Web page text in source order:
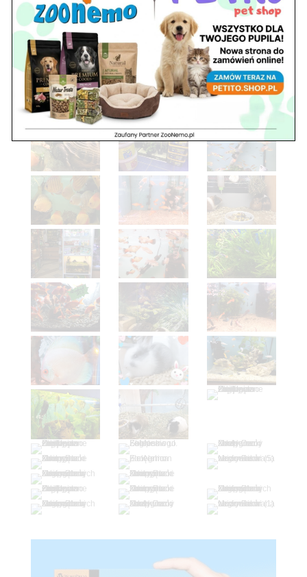
pon. – piąt. 10.00 – 19.00
sob. 8.00 – 15.00
niedz. zamknięte